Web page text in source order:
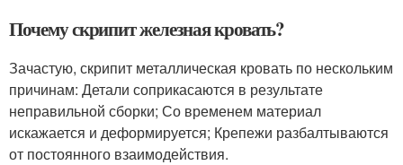
Почему скрипит железная кровать?
Зачастую, скрипит металлическая кровать по нескольким
причинам: Детали соприкасаются в результате
неправильной сборки; Со временем материал
искажается и деформируется; Крепежи разбалтываются
от постоянного взаимодействия.